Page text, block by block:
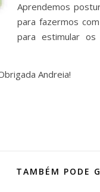
Aprendemos
para fazermos
para estimular
Andreia!
TAMBÉM PODE